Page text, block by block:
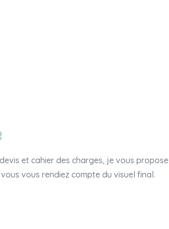
et cahier des charges, je vous propose
vous rendiez compte du visuel final.